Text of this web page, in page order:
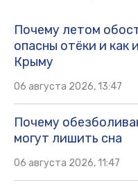
Почему летом
опасны отёки и как
Крыму
06 августа 2026, 13:47
Почему
могут лишить сна
06 августа 2026, 11:47